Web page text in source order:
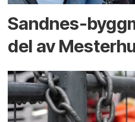
Sandnes-
del av